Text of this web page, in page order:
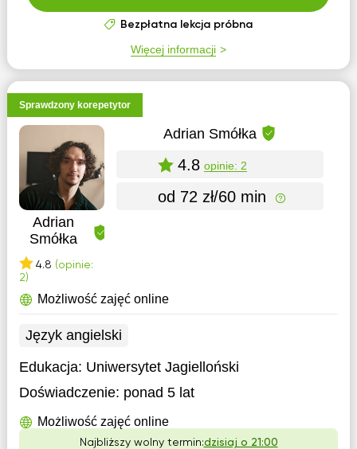
Bezpłatna lekcja próbna
Więcej informacji
Sprawdzony korepetytor
Adrian
Smółka
4.8 (opinie:
2)
Adrian Smółka
4.8 opinie: 2
od 72 zł/60 min
Możliwość zajęć online
Język angielski
Edukacja: Uniwersytet Jagielloński
Doświadczenie: ponad 5 lat
Możliwość zajęć online
Najbliższy wolny termin:dzisiaj o 21:00